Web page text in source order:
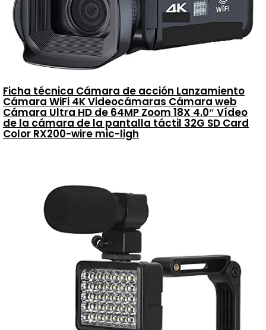
Ficha técnica Cámara de acción Lanzamiento
Cámara WiFi 4K Videocámaras Cámara web
Cámara Ultra HD de 64MP Zoom 18X 4.0″ Vídeo
de la cámara de la pantalla táctil 32G SD Card
Color RX200-wire mic-ligh